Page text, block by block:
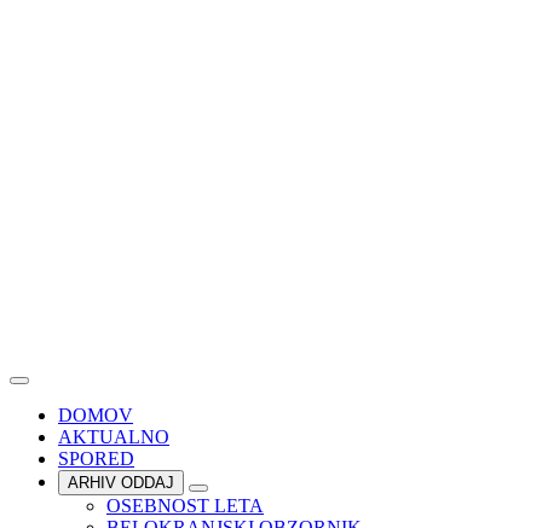
DOMOV
AKTUALNO
SPORED
ARHIV ODDAJ
OSEBNOST LETA